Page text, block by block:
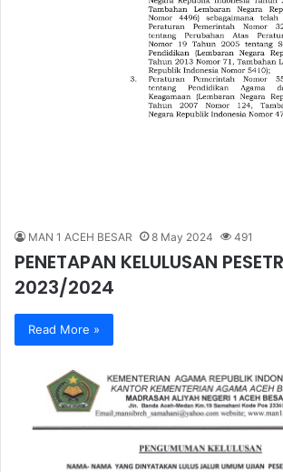
MAN 1 ACEH BESAR 8 May 2024 491
PENETAPAN KELULUSAN
2023/2024
Read More »